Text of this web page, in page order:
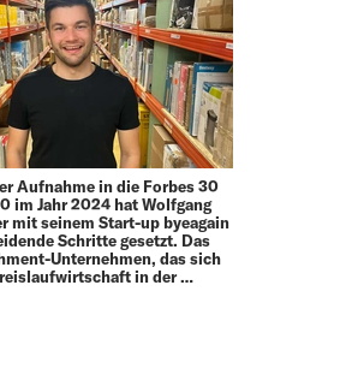
Aufnahme in die Forbes 30
im Jahr 2024 hat Wolfgang
mit seinem Start-up byeagain
Schritte gesetzt. Das
Unternehmen, das sich
in der …